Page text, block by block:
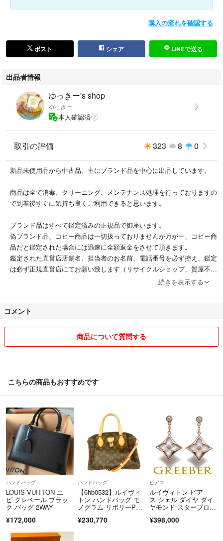
●ベタつき：なし
●金具状態：ファスナー良好
●補足など：美品に近い良品
※商品の詳しい状態は写真にてご確認をお願いいたします。
管理番号：m04280194
＜注意事項 ＞
※中古ですので小キズなど気になる神経質な方はご遠慮下さい。
す。
※特価でブランド品を毎日のように出品しております！フォロー歓迎！
購入の流れを確認する
ポスト シェア LINEで送る
出品者情報
ゆっきー's shop
ゆっきー
本人確認済
取引の評価 323 8 0
新品未使用品から中古品、主にブランド品を中心に出品しています。
商品は全て消毒、クリーニング、メンテナンス処理を行っておりますの
で到着後すぐに気持ち良くご利用できると思います。
ブランド品はすべて鑑定済みの正規品で御座います。
偽ブランド品、コピー商品は一切扱っておりませんが万が一、コピー商
品だと鑑定された場合には迅速に全額返金をさせて頂きます。
鑑定された直営店店舗名、担当者のお名前、電話番号を必ず控え、鑑定
は必ず正規直営店にてお願い致します（リサイクルショップ、質屋不
せて頂いております。
■商品販売 （即購入OK!）
基本的に値下げ交渉はおこなわず即決価格ですが段階的に値下げはおこ
削除する場合が御座います。
■商品発送
トラブルを避けるために発送は「問合せ番号」履歴の残るものを利用し
「定形外郵便のみ」は利用いたしません。
商品発送にはできる限りキレイに梱包して迅速丁寧に発送するように心
がけております。
北海道からの発送となりますので通常よりも1日～2日程度、遅れる場
合が御座います。
■注意事項
商品の状態はわかりやすく記載しているつもりですが、写真での見た
目、色味など、実際と多少異なる場合がありますのでご了承下さい。
続きを表示する
コメント
商品について質問する
こちらの商品もおすすめです
ハンドバッグ
LOUIS VUITTON エ
ピ クレベール ブラッ
ク バッグ 2WAY
¥172,000
ハンドバッグ
【6hb0532】ルイヴィ
トン ハンドバッグ モ
ノグラム リボリーP
wayバッグ【中古】レ
¥230,770
ピアス
ルイヴィトン ピア
ス シェル ダイヤ ダイ
ヤモンド スターブロッ
¥398,000